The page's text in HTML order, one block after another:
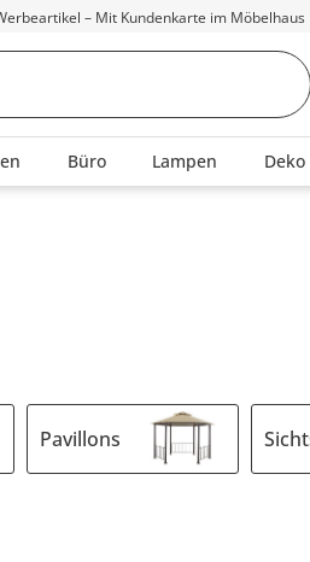
– Mit Kundenkarte im Möbelhaus
Büro Lampen Deko
Pavillons